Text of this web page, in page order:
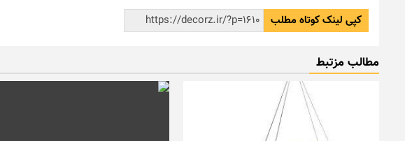
کپی لینک کوتاه مطلب
مطالب مزتبط